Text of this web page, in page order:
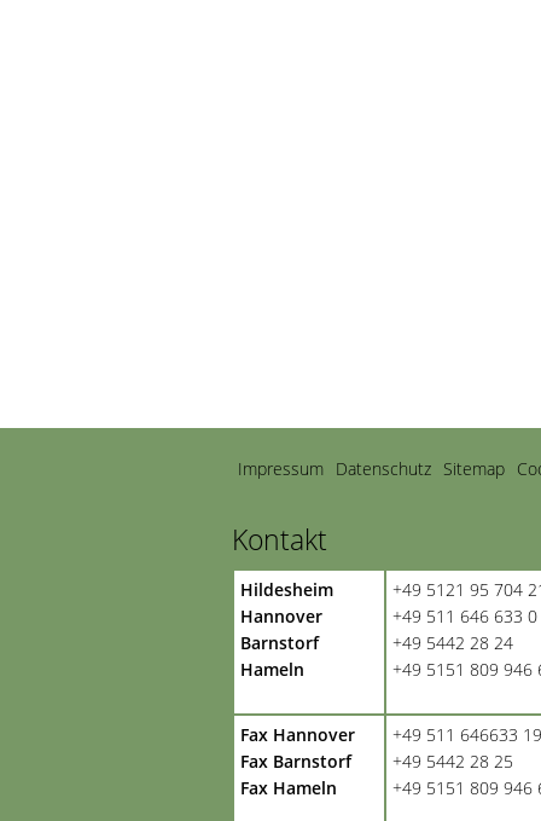
Navigation
überspringen
Impressum Datenschutz Sitemap
Kontakt
Hildesheim
Hannover
Barnstorf
Hameln
+49 5121 95 704
+49 511 646 633 0
+49 5442 28 24
+49 5151 809 946
Fax Hannover
Fax Barnstorf
Fax Hameln
+49 511 646633 19
+49 5442 28 25
+49 5151 809 946